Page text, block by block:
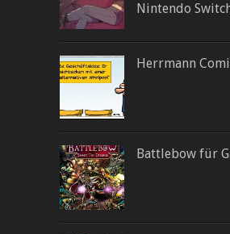
Nintendo
Herrmann
Battlebow für